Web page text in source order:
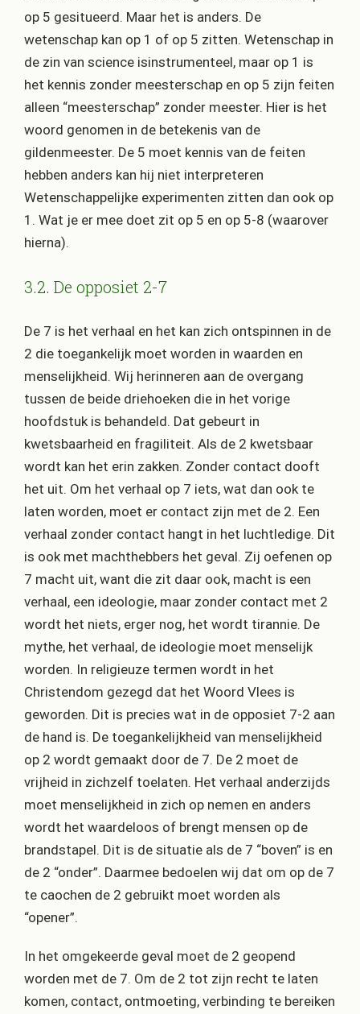
op 5 gesitueerd. Maar het is anders. De
wetenschap kan op 1 of op 5 zitten. Wetenschap in
de zin van science isinstrumenteel, maar op 1 is
het kennis zonder meesterschap en op 5 zijn feiten
alleen “meesterschap” zonder meester. Hier is het
woord genomen in de betekenis van de
gildenmeester. De 5 moet kennis van de feiten
hebben anders kan hij niet interpreteren
Wetenschappelijke experimenten zitten dan ook op
1. Wat je er mee doet zit op 5 en op 5-8 (waarover
hierna).
3.2. De opposiet 2-7
De 7 is het verhaal en het kan zich ontspinnen in de
2 die toegankelijk moet worden in waarden en
menselijkheid. Wij herinneren aan de overgang
tussen de beide driehoeken die in het vorige
hoofdstuk is behandeld. Dat gebeurt in
kwetsbaarheid en fragiliteit. Als de 2 kwetsbaar
wordt kan het erin zakken. Zonder contact dooft
het uit. Om het verhaal op 7 iets, wat dan ook te
laten worden, moet er contact zijn met de 2. Een
verhaal zonder contact hangt in het luchtledige. Dit
is ook met machthebbers het geval. Zij oefenen op
7 macht uit, want die zit daar ook, macht is een
verhaal, een ideologie, maar zonder contact met 2
wordt het niets, erger nog, het wordt tirannie. De
mythe, het verhaal, de ideologie moet menselijk
worden. In religieuze termen wordt in het
Christendom gezegd dat het Woord Vlees is
geworden. Dit is precies wat in de opposiet 7-2 aan
de hand is. De toegankelijkheid van menselijkheid
op 2 wordt gemaakt door de 7. De 2 moet de
vrijheid in zichzelf toelaten. Het verhaal anderzijds
moet menselijkheid in zich op nemen en anders
wordt het waardeloos of brengt mensen op de
brandstapel. Dit is de situatie als de 7 “boven” is en
de 2 “onder”. Daarmee bedoelen wij dat om op de 7
te caochen de 2 gebruikt moet worden als
“opener”.
In het omgekeerde geval moet de 2 geopend
worden met de 7. Om de 2 tot zijn recht te laten
komen, contact, ontmoeting, verbinding te bereiken